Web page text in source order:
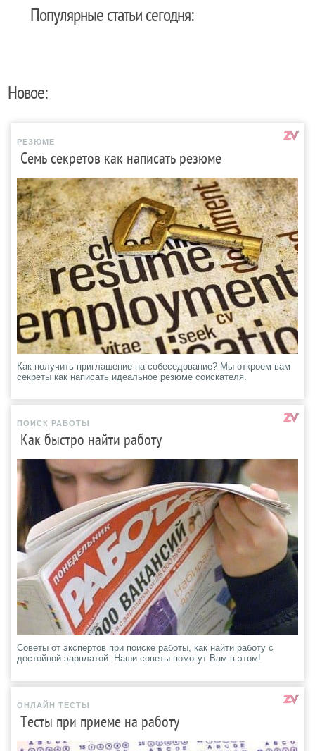
Популярные статьи сегодня:
Новое:
РЕЗЮМЕ
Семь секретов как написать резюме
Как получить приглашение на собеседование? Мы откроем вам
секреты как написать идеальное резюме соискателя.
ПОИСК РАБОТЫ
Как быстро найти работу
Советы от экспертов при поиске работы, как найти работу с
достойной эарплатой. Наши советы помогут Вам в этом!
ОНЛАЙН ТЕСТЫ
Тесты при приеме на работу